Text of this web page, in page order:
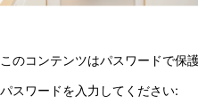
このコンテンツはパスワードで保
パスワードを入力してください: